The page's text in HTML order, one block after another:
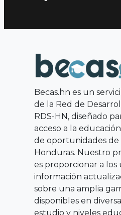
Becas.hn es un
de la Red de
RDS-HN, diseñado
acceso a la
de oportunidades de
Honduras. Nuestro
es proporcionar a los
información
sobre una amplia
disponibles en
estudio y niveles